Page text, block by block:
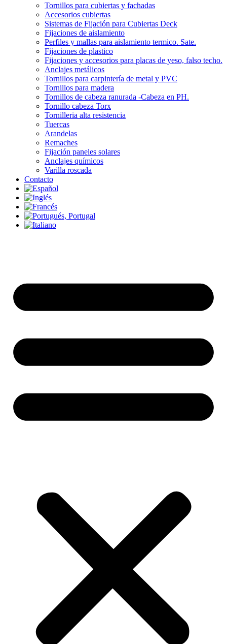
Tornillos para cubiertas y fachadas
Accesorios cubiertas
Sistemas de Fijación para Cubiertas Deck
Fijaciones de aislamiento
Perfiles y mallas para aislamiento termico. Sate.
Fijaciones de plastico
Fijaciones y accesorios para placas de yeso, falso techo.
Anclajes metálicos
Tornillos para carpintería de metal y PVC
Tornillos para madera
Tornillos de cabeza ranurada -Cabeza en PH.
Tornillo cabeza Torx
Tornilleria alta resistencia
Tuercas
Arandelas
Remaches
Fijación paneles solares
Anclajes químicos
Varilla roscada
Contacto